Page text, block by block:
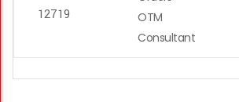
12719
OTM
Consultant